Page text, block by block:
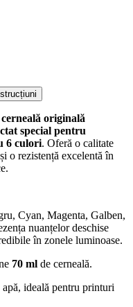
cerneală originală
special pentru
6 culori. Oferă o calitate
o rezistență excelentă în
Cyan, Magenta, Galben,
nuanțelor deschise
în zonele luminoase.
70 ml de cerneală.
ideală pentru printuri